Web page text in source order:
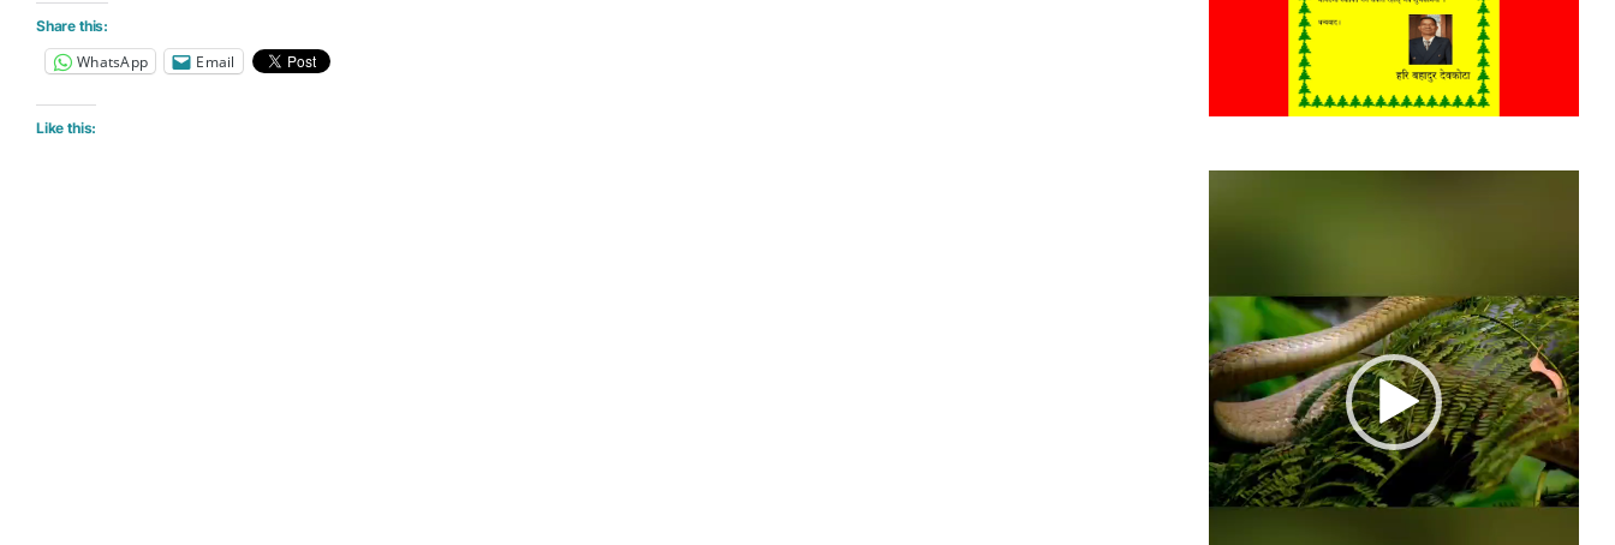
Share this:
WhatsApp Email
Like this: